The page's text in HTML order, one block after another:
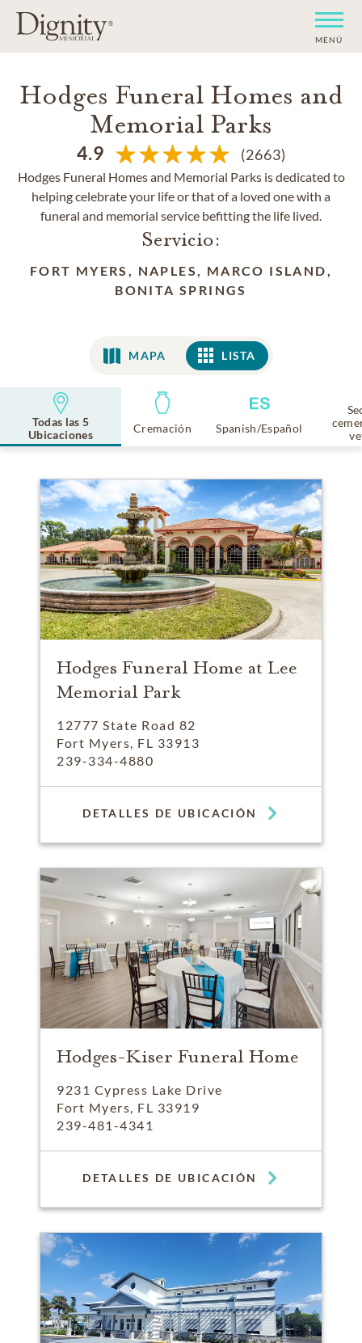
MENÚ
Hodges Funeral Homes and
Memorial Parks
4.9 (2663)
Hodges Funeral Homes and Memorial Parks is dedicated to
helping celebrate your life or that of a loved one with a
funeral and memorial service befitting the life lived.
Servicio:
FORT MYERS, NAPLES, MARCO ISLAND,
BONITA SPRINGS
MAPA LISTA
LISTA
Todas las 5
Ubicaciones
Cremación Spanish/Español
Hodges Funeral Home at Lee
Memorial Park
12777 State Road 82
Fort Myers, FL 33913
239-334-4880
DETALLES DE UBICACIÓN
Hodges-Kiser Funeral Home
9231 Cypress Lake Drive
Fort Myers, FL 33919
239-481-4341
DETALLES DE UBICACIÓN